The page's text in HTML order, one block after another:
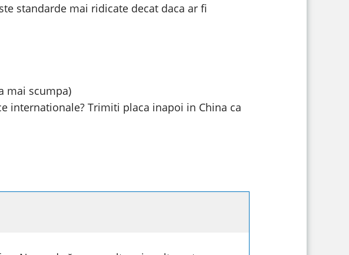
standarde mai ridicate decat daca ar fi
mai scumpa)
internationale? Trimiti placa inapoi in China ca